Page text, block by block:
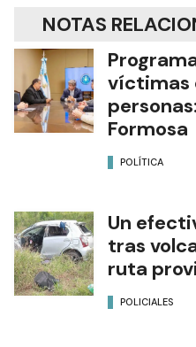
NOTAS
víctimas
Formosa
POLÍTICA
Un
tras
ruta
POLICIALES